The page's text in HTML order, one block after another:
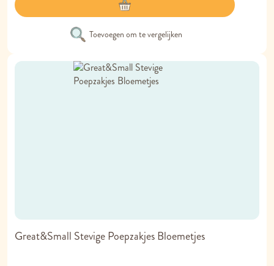
Toevoegen om te vergelijken
Great&Small Stevige Poepzakjes Bloemetjes